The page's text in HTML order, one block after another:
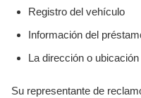
Registro del vehículo
Información del
La dirección o
Su representante de